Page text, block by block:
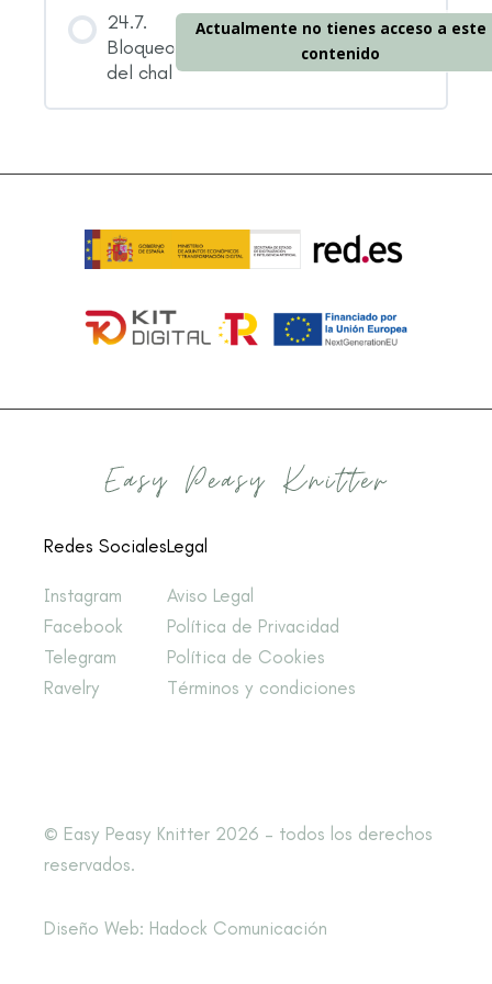
24.7.
Bloqueo
del chal
Actualmente no tienes acceso a este
contenido
Redes Sociales
Instagram
Facebook
Telegram
Ravelry
Legal
Aviso Legal
Política de Privacidad
Política de Cookies
Términos y condiciones
© Easy Peasy Knitter 2026 – todos los derechos
reservados.
Diseño Web: Hadock Comunicación